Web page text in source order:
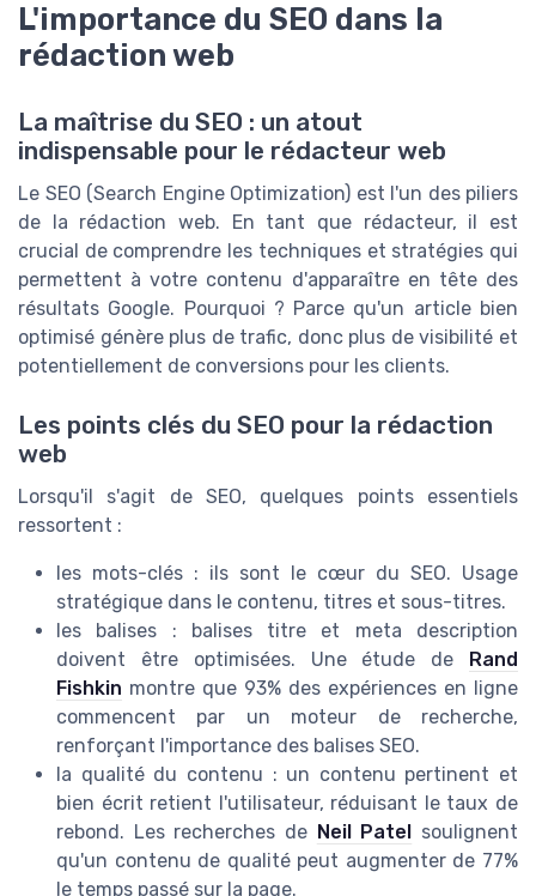
L'importance du SEO dans la
rédaction web
La maîtrise du SEO : un atout
indispensable pour le rédacteur web
Le SEO (Search Engine Optimization) est l'un des piliers
de la rédaction web. En tant que rédacteur, il est
crucial de comprendre les techniques et stratégies qui
permettent à votre contenu d'apparaître en tête des
résultats Google. Pourquoi ? Parce qu'un article bien
optimisé génère plus de trafic, donc plus de visibilité et
potentiellement de conversions pour les clients.
Les points clés du SEO pour la rédaction
web
Lorsqu'il s'agit de SEO, quelques points essentiels
ressortent :
les mots-clés : ils sont le cœur du SEO. Usage
stratégique dans le contenu, titres et sous-titres.
les balises : balises titre et meta description
doivent être optimisées. Une étude de Rand
Fishkin montre que 93% des expériences en ligne
commencent par un moteur de recherche,
renforçant l'importance des balises SEO.
la qualité du contenu : un contenu pertinent et
bien écrit retient l'utilisateur, réduisant le taux de
rebond. Les recherches de Neil Patel soulignent
qu'un contenu de qualité peut augmenter de 77%
le temps passé sur la page.